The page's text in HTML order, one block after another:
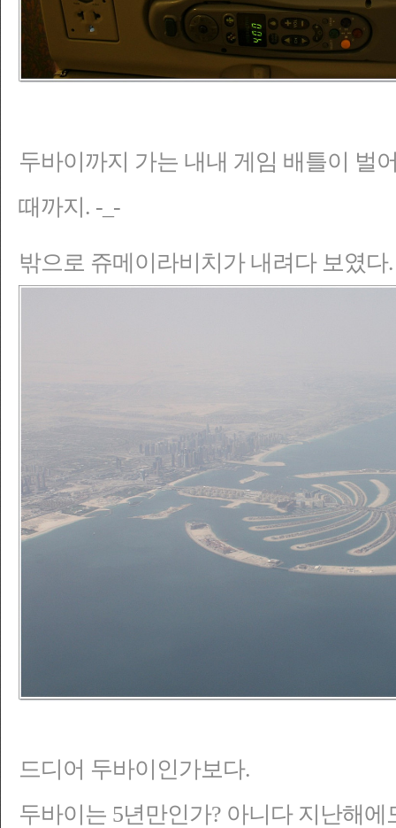
두바이까지 가는 내내 게임 배틀이 벌
때까지. -_-
밖으로 쥬메이라비치가 내려다 보였다.
드디어 두바이인가보다.
두바이는 5년만인가? 아니다 지난해에